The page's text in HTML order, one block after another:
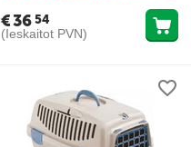
€3654
(Ieskaitot PVN)